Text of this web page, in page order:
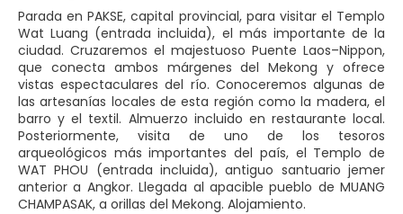
Parada en PAKSE, capital provincial, para visitar el Templo
Wat Luang (entrada incluida), el más importante de la
ciudad. Cruzaremos el majestuoso Puente Laos–Nippon,
que conecta ambos márgenes del Mekong y ofrece
vistas espectaculares del río. Conoceremos algunas de
las artesanías locales de esta región como la madera, el
barro y el textil. Almuerzo incluido en restaurante local.
Posteriormente, visita de uno de los tesoros
arqueológicos más importantes del país, el Templo de
WAT PHOU (entrada incluida), antiguo santuario jemer
anterior a Angkor. Llegada al apacible pueblo de MUANG
CHAMPASAK, a orillas del Mekong. Alojamiento.